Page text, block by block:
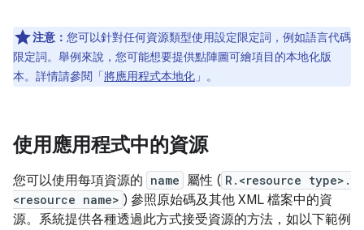
注意： 您可以針對任何資源類型使用設定限定詞，例如語言代碼
限定詞。舉例來說，您可能想要提供點陣圖可繪項目的本地化版
本。詳情請參閱「將應用程式本地化 」。
使用應用程式中的資源
您可以使用每項資源的 name 屬性 ( R.<resource type>.
<resource name> ) 參照原始碼及其他 XML 檔案中的資
源。系統提供各種透過此方式接受資源的方法，如以下範例